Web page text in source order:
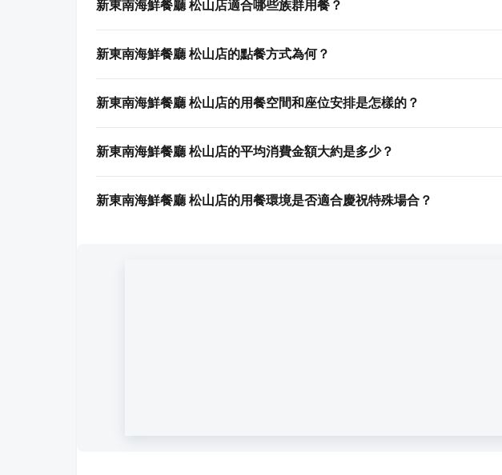
新東南海鮮餐廳 松山店適合哪些族群用餐？
新東南海鮮餐廳 松山店的點餐方式為何？
新東南海鮮餐廳 松山店的用餐空間和座位安排是怎樣的？
新東南海鮮餐廳 松山店的平均消費金額大約是多少？
新東南海鮮餐廳 松山店的用餐環境是否適合慶祝特殊場合？